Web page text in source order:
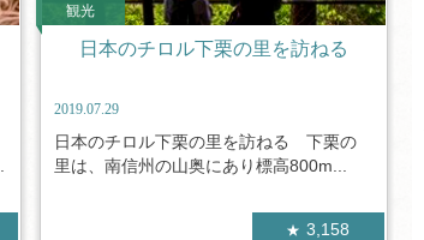
観光
日本のチロル下栗の里を訪ねる
2019.07.29
日本のチロル下栗の里を訪ねる 下栗の
里は、南信州の山奥にあり標高800m...
3,158